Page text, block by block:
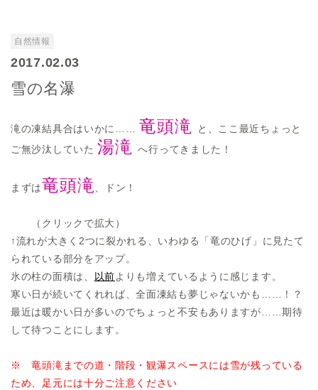
自然情報
2017.02.03
雪の名瀑
滝の凍結具合はいかに…… 竜頭滝
と、ここ最近ちょっと
ご無沙汰していた 湯滝へ行ってきました！
まずは竜頭滝 、ドン！
（クリックで拡大）
↑流れが大きく2つに裂かれる、いわゆる「竜のひげ」に見たて
られている部分をアップ。
氷の柱の面積は、
以前よりも増えているように感じます。
寒い日が続いてくれれば、全面凍結も夢じゃないかも……！？
最近は暖かい日が多いのでちょっと不安もありますが……期待
して待つことにします。
※ 竜頭滝までの道・階段・観瀑スペースには雪が残っている
ため、足元には十分ご注意ください